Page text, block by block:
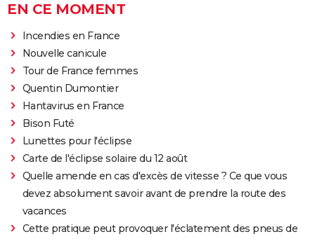
EN CE MOMENT
Incendies en France
Nouvelle canicule
Tour de France femmes
Quentin Dumontier
Hantavirus en France
Bison Futé
Lunettes pour l'éclipse
Carte de l'éclipse solaire du 12 août
Quelle amende en cas d'excès de vitesse ? Ce que vous
devez absolument savoir avant de prendre la route des
vacances
Cette pratique peut provoquer l'éclatement des pneus de